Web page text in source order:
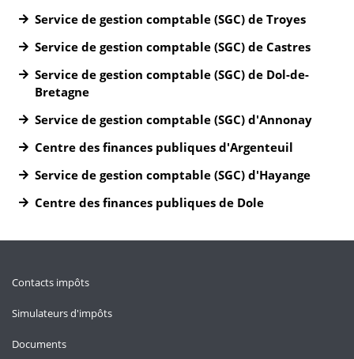
Service de gestion comptable (SGC) de Troyes
Service de gestion comptable (SGC) de Castres
Service de gestion comptable (SGC) de Dol-de-
Bretagne
Service de gestion comptable (SGC) d'Annonay
Centre des finances publiques d'Argenteuil
Service de gestion comptable (SGC) d'Hayange
Centre des finances publiques de Dole
Contacts impôts
Simulateurs d'impôts
Documents